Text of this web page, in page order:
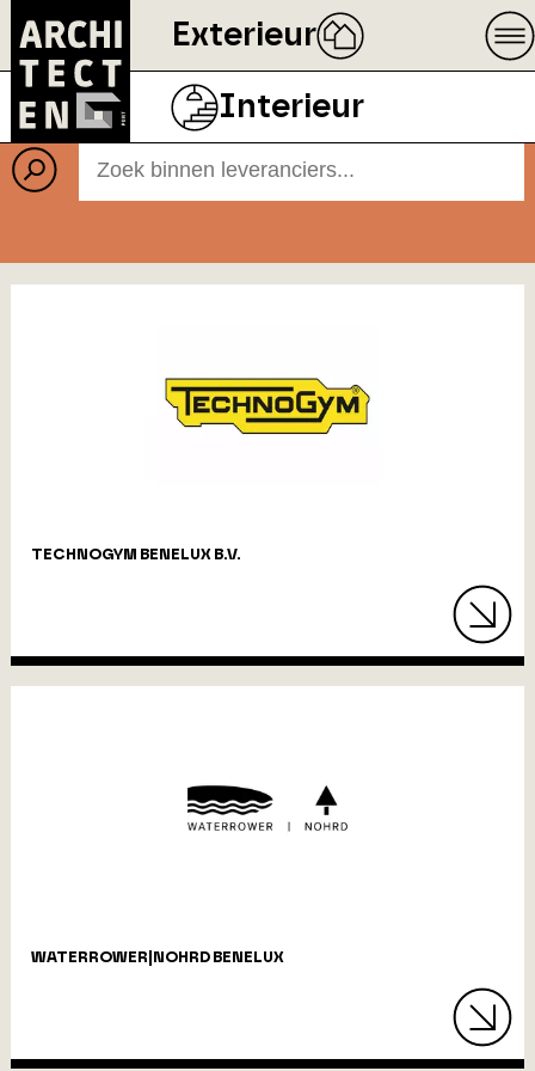
Exterieur
Interieur
Leveranciers
TECHNOGYM BENELUX B.V.
WATERROWER|NOHRD BENELUX